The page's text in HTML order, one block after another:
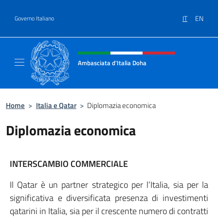
Governo Italiano IT EN
Intestazione sito, social e menù
Ambasciata d'Italia Doha
Home > Italia e Qatar > Diplomazia economica
Diplomazia economica
INTERSCAMBIO COMMERCIALE
Il Qatar è un partner strategico per l’Italia, sia per la
significativa e diversificata presenza di investimenti
qatarini in Italia, sia per il crescente numero di contratti